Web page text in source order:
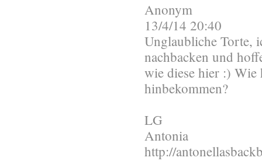
Anonym
13/4/14 20:40
Unglaubliche Torte,
nachbacken und
wie diese hier :) Wie
hinbekommen?
LG
Antonia
http://